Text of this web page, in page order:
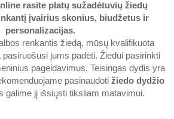
rasite platų sužadėtuvių žiedų
įvairius skonius, biudžetus ir
personalizacijas.
renkantis žiedą, mūsų kvalifikuota
jums padėti. Žiedui pasirinkti
pageidavimus. Teisingas dydis yra
pasinaudoti žiedo dydžio
galime jį išsiųsti tiksliam matavimui.